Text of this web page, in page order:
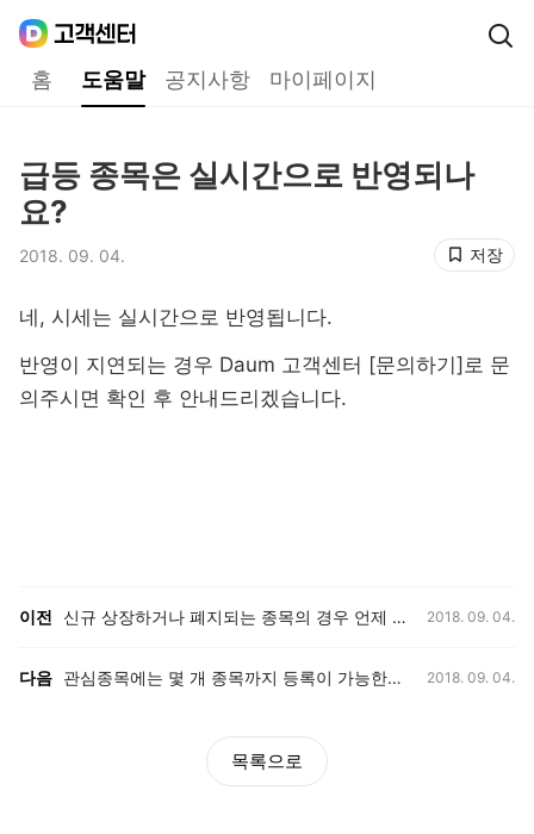
홈 도움말 공지사항 마이페이지
급등 종목은 실시간으로 반영되나
요?
저장
2018. 09. 04.
네, 시세는 실시간으로 반영됩니다.
반영이 지연되는 경우 Daum 고객센터 [문의하기]로 문
의주시면 확인 후 안내드리겠습니다.
이전 신규 상장하거나 폐지되는 종목의 경우 언제 반영되나요? 2018. 09. 04.
다음 관심종목에는 몇 개 종목까지 등록이 가능한가요? 2018. 09. 04.
목록으로